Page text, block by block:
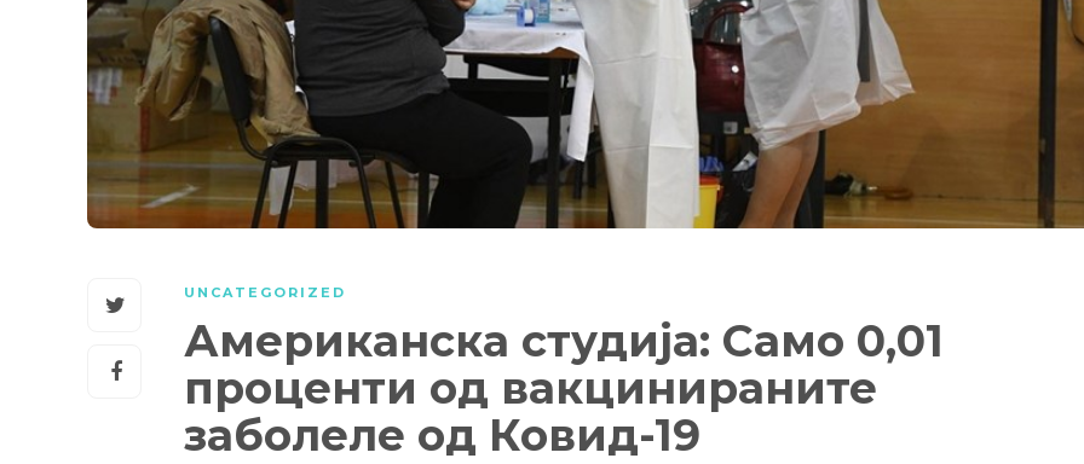
UNCATEGORIZED
Американска студија: Само 0,01
проценти од вакцинираните
заболеле од Ковид-19